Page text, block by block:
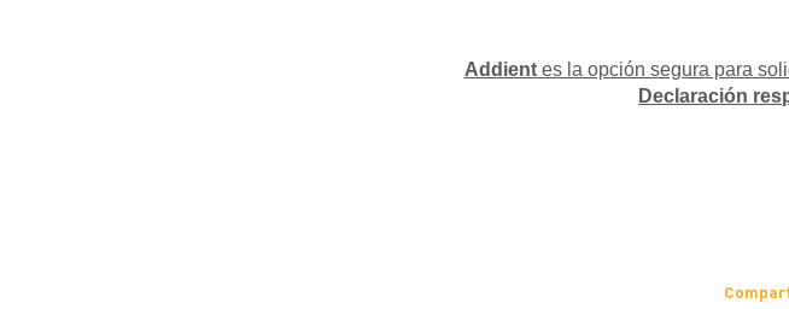
Addientes la opción segura para
Declaración